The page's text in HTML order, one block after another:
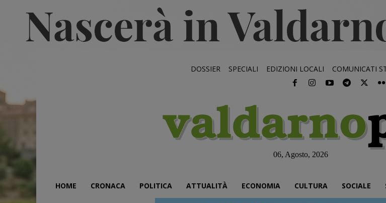
DOSSIER SPECIALI EDIZIONI LOCALI COMUNICATI
06, Agosto, 2026
HOME CRONACA POLITICA ATTUALITÀ ECONOMIA CULTURA SOCIALE